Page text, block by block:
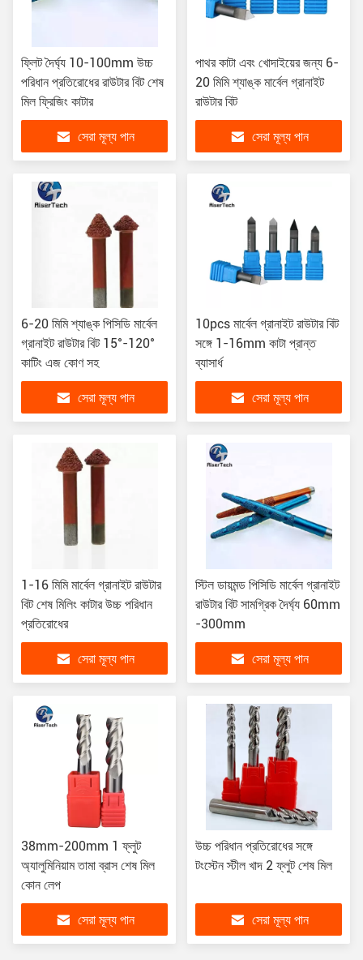
ফ্লিট দৈর্ঘ্য 10-100mm উচ্চ
পরিধান প্রতিরোধের রাউটার বিট শেষ
মিল ফ্রিজিং কাটার
সেরা মূল্য পান
পাথর কাটা এবং খোদাইয়ের জন্য 6-
20 মিমি শ্যাঙ্ক মার্বেল গ্রানাইট
রাউটার বিট
সেরা মূল্য পান
6-20 মিমি শ্যাঙ্ক পিসিডি মার্বেল
গ্রানাইট রাউটার বিট 15°-120°
কাটিং এজ কোণ সহ
সেরা মূল্য পান
10pcs মার্বেল গ্রানাইট রাউটার বিট
সঙ্গে 1-16mm কাটা প্রান্ত
ব্যাসার্ধ
সেরা মূল্য পান
1-16 মিমি মার্বেল গ্রানাইট রাউটার
বিট শেষ মিলিং কাটার উচ্চ পরিধান
প্রতিরোধের
সেরা মূল্য পান
স্টিল ডায়মন্ড পিসিডি মার্বেল গ্রানাইট
রাউটার বিট সামগ্রিক দৈর্ঘ্য 60mm
-300mm
সেরা মূল্য পান
38mm-200mm 1 ফ্লুট
অ্যালুমিনিয়াম তামা ব্রাস শেষ মিল
কোন লেপ
সেরা মূল্য পান
উচ্চ পরিধান প্রতিরোধের সঙ্গে
টংস্টেন স্টীল খাদ 2 ফ্লুট শেষ মিল
সেরা মূল্য পান